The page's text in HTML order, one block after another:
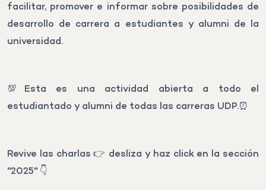
facilitar, promover e informar sobre posibilidades de
desarrollo de carrera a estudiantes y alumni de la
universidad.
💯Esta es una actividad abierta a todo el
estudiantado y alumni de todas las carreras UDP.⏰
Revive las charlas 👉 desliza y haz click en la sección
''2025'' 👇